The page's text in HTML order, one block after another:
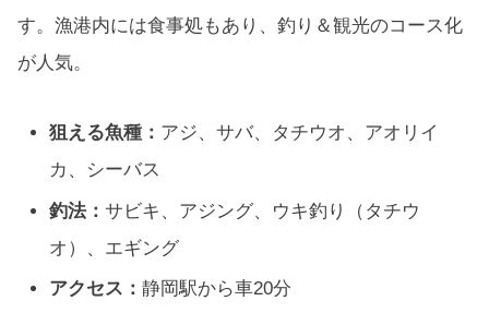
す。漁港内には食事処もあり、釣り＆観光のコース化
が人気。
狙える魚種： アジ、サバ、タチウオ、アオリイ
カ、シーバス
釣法：サビキ、アジング、ウキ釣り（タチウ
オ）、エギング
アクセス：静岡駅から車20分